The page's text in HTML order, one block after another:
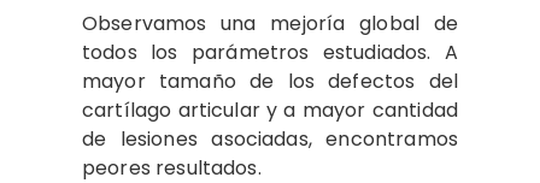
Observamos una mejoría global de
todos los parámetros estudiados. A
mayor tamaño de los defectos del
cartílago articular y a mayor cantidad
de lesiones asociadas, encontramos
peores resultados.